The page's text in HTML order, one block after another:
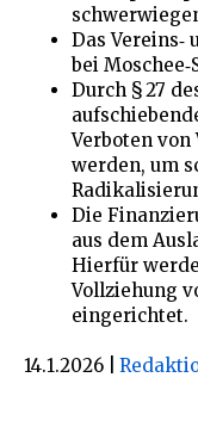
Das
bei
Durch § 27
Verboten
werden, um
Die
aus dem
Hierfür
Vollziehung
eingerichtet.
14.1.2026